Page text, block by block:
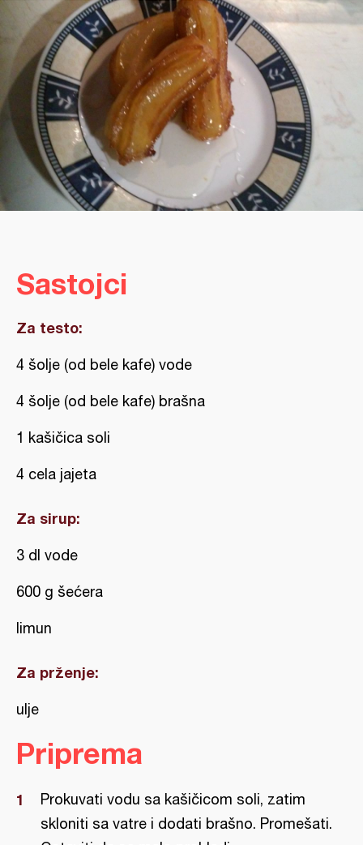
Sastojci
Za testo:
4 šolje (od bele kafe) vode
4 šolje (od bele kafe) brašna
1 kašičica soli
4 cela jajeta
Za sirup:
3 dl vode
600 g šećera
limun
Za prženje:
ulje
Priprema
Prokuvati vodu sa kašičicom soli, zatim
skloniti sa vatre i dodati brašno. Promešati.